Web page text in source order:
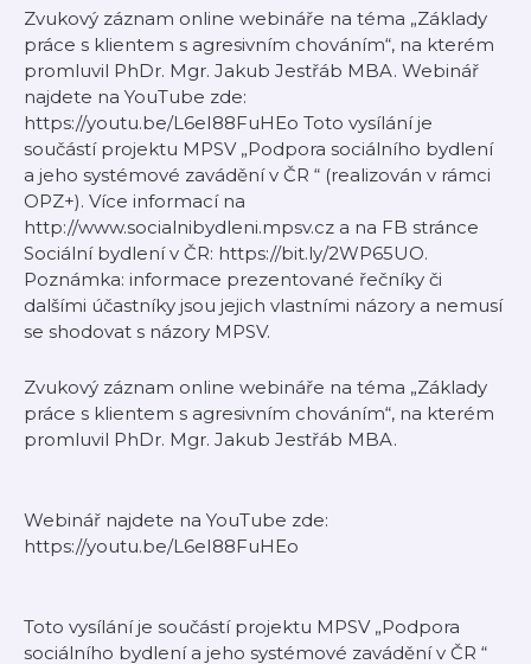
Zvukový záznam online webináře na téma „Základy
práce s klientem s agresivním chováním“, na kterém
promluvil PhDr. Mgr. Jakub Jestřáb MBA. Webinář
najdete na YouTube zde:
https://youtu.be/L6eI88FuHEo Toto vysílání je
součástí projektu MPSV „Podpora sociálního bydlení
a jeho systémové zavádění v ČR “ (realizován v rámci
OPZ+). Více informací na
http://www.socialnibydleni.mpsv.cz a na FB stránce
Sociální bydlení v ČR: https://bit.ly/2WP65UO.
Poznámka: informace prezentované řečníky či
dalšími účastníky jsou jejich vlastními názory a nemusí
se shodovat s názory MPSV.
Zvukový záznam online webináře na téma „Základy
práce s klientem s agresivním chováním“, na kterém
promluvil PhDr. Mgr. Jakub Jestřáb MBA.
Webinář najdete na YouTube zde:
https://youtu.be/L6eI88FuHEo
Toto vysílání je součástí projektu MPSV „Podpora
sociálního bydlení a jeho systémové zavádění v ČR “